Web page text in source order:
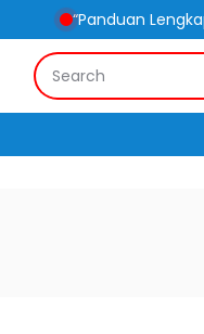
“Panduan Lengkap